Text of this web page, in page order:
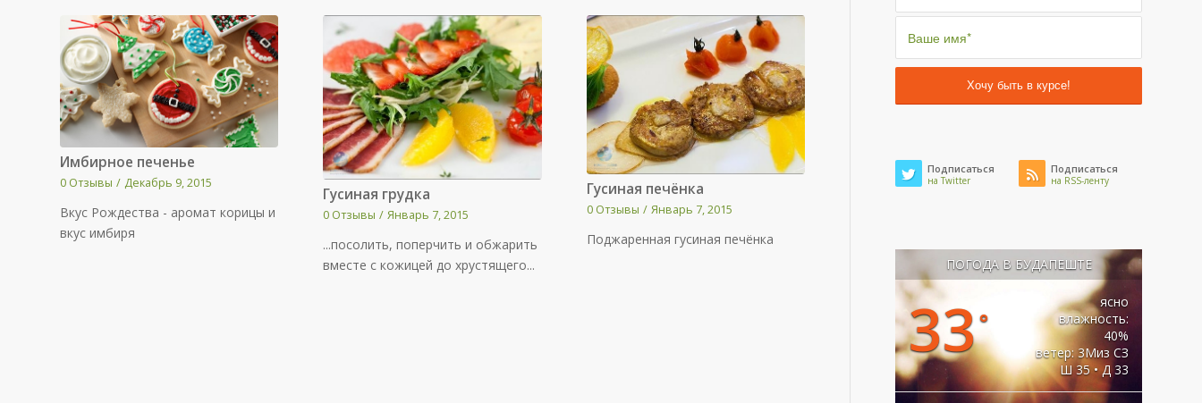
Имбирное печенье
0 Отзывы / Декабрь 9, 2015
Вкус Рождества - аромат корицы и
вкус имбиря
Гусиная грудка
0 Отзывы / Январь 7, 2015
...посолить, поперчить и обжарить
вместе с кожицей до хрустящего...
Гусиная печёнка
0 Отзывы / Январь 7, 2015
Поджаренная гусиная печёнка
Подписаться
на Twitter
Подписаться
на RSS-ленту
ПОГОДА В БУДАПЕШТЕ
33°
ясно
влажность:
40%
ветер: 3Миз СЗ
Ш 35 • Д 33